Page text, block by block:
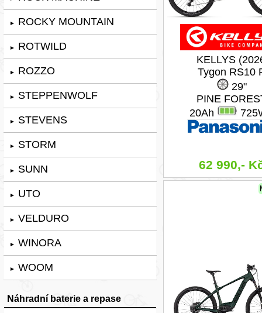
► ROCKY MOUNTAIN
► ROTWILD
► ROZZO
► STEPPENWOLF
► STEVENS
► STORM
► SUNN
► UTO
► VELDURO
► WINORA
► WOOM
Náhradní baterie a repase
KELLYS
Tygon RS10
29"
PINE
20Ah
62 990,-